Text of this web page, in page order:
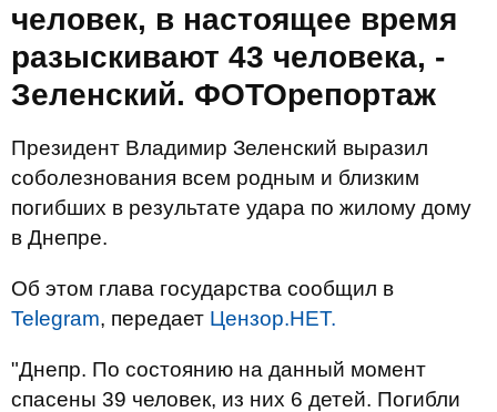
человек, в настоящее время
разыскивают 43 человека, -
Зеленский. ФОТОрепортаж
Президент Владимир Зеленский выразил
соболезнования всем родным и близким
погибших в результате удара по жилому дому
в Днепре.
Об этом глава государства сообщил в
Telegram, передает Цензор.НЕТ.
"Днепр. По состоянию на данный момент
спасены 39 человек, из них 6 детей. Погибли